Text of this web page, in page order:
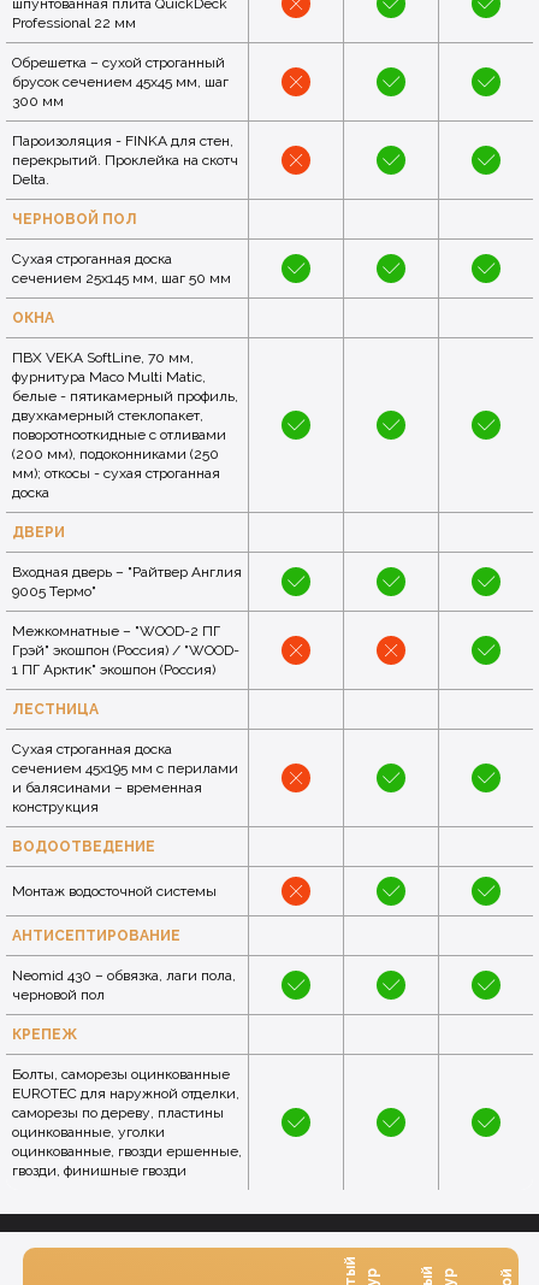
шпунтованная плита QuickDeck
Professional 22 мм
Обрешетка – сухой строганный
брусок сечением 45х45 мм, шаг
300 мм
Пароизоляция - FINKA для стен,
перекрытий. Проклейка на скотч
Delta.
ЧЕРНОВОЙ ПОЛ
Сухая строганная доска
сечением 25x145 мм, шаг 50 мм
ОКНА
ПВХ VEKA SoftLine, 70 мм,
фурнитура Maco Multi Matic,
белые - пятикамерный профиль,
двухкамерный стеклопакет,
поворотнооткидные с отливами
(200 мм), подоконниками (250
мм); откосы - сухая строганная
доска
ДВЕРИ
Входная дверь – "Райтвер Англия
9005 Термо"
Межкомнатные – "WOOD-2 ПГ
Грэй" экошпон (Россия) / "WOOD-
1 ПГ Арктик" экошпон (Россия)
ЛЕСТНИЦА
Сухая строганная доска
сечением 45x195 мм с перилами
и балясинами – временная
конструкция
ВОДООТВЕДЕНИЕ
Монтаж водосточной системы
АНТИСЕПТИРОВАНИЕ
Neomid 430 – обвязка, лаги пола,
черновой пол
КРЕПЕЖ
Болты, саморезы оцинкованные
EUROTEC для наружной отделки,
саморезы по дереву, пластины
оцинкованные, уголки
оцинкованные, гвозди ершенные,
гвозди, финишные гвозди